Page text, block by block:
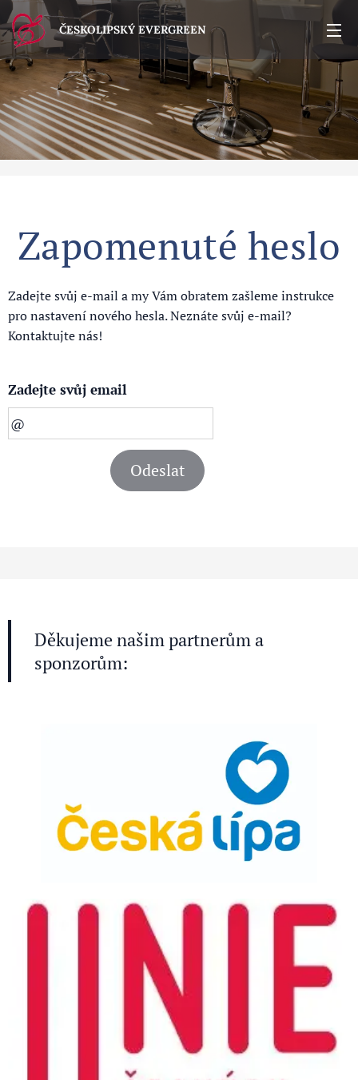
ČESKOLIPSKÝ EVERGREEN
Zapomenuté heslo
Zadejte svůj e-mail a my Vám obratem zašleme instrukce
pro nastavení nového hesla. Neznáte svůj e-mail?
Kontaktujte nás!
Zadejte svůj email
Odeslat
Děkujeme našim partnerům a
sponzorům: